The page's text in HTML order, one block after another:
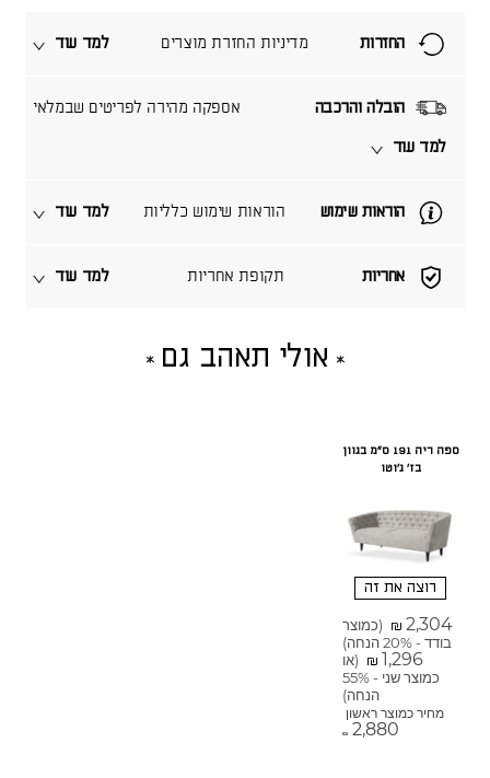
אחריות תקופת אחריות למד עוד
הוראות שימוש הוראות שימוש כלליות למד עוד
הובלה והרכבה אספקה מהירה לפריטים שבמלאי
למד עוד
החזרות מדיניות החזרת מוצרים למד עוד
אולי תאהב גם
ספה ריה 191 ס"מ בגוון
בז' ג'וטו
רוצה את זה
₪ 2,304
(כמוצר
בודד - 20% הנחה)
₪ 1,296
(או
כמוצר שני - 55%
הנחה)
מחיר כמוצר ראשון
₪ 2,880